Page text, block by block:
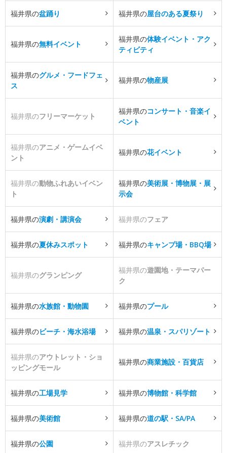
福井県の盆踊り 福井県の屋台のある夏祭り
福井県の無料イベント
福井県の体験イベント・アク
ティビティ
福井県のグルメ・フードフェ
ス
福井県の物産展
福井県のフリーマーケット
福井県のコンサート・音楽イ
ベント
福井県のアニメ・ゲームイベ
ント
福井県の花イベント
福井県の動物ふれあいイベン
ト
福井県の美術展・博物展・展
示会
福井県の演劇・講演会 福井県のフェア
福井県の夏休みスポット 福井県のキャンプ場・BBQ場
福井県のグランピング
福井県の遊園地・テーマパー
ク
福井県の水族館・動物園 福井県のプール
福井県のビーチ・海水浴場 福井県の温泉・スパリゾート
福井県のアウトレット・ショ
ッピングモール
福井県の商業施設・百貨店
福井県の工場見学 福井県の博物館・科学館
福井県の美術館 福井県の道の駅・SA/PA
福井県の公園 福井県のアスレチック